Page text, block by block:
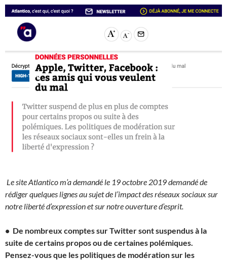
Le site Atlantico m’a demandé le 19 octobre 2019 demandé de
rédiger quelques lignes au sujet de l’impact des réseaux sociaux sur
notre liberté d’expression et sur notre ouverture d’esprit.
• De nombreux comptes sur Twitter sont suspendus à la
suite de certains propos ou de certaines polémiques.
Pensez-vous que les politiques de modération sur les